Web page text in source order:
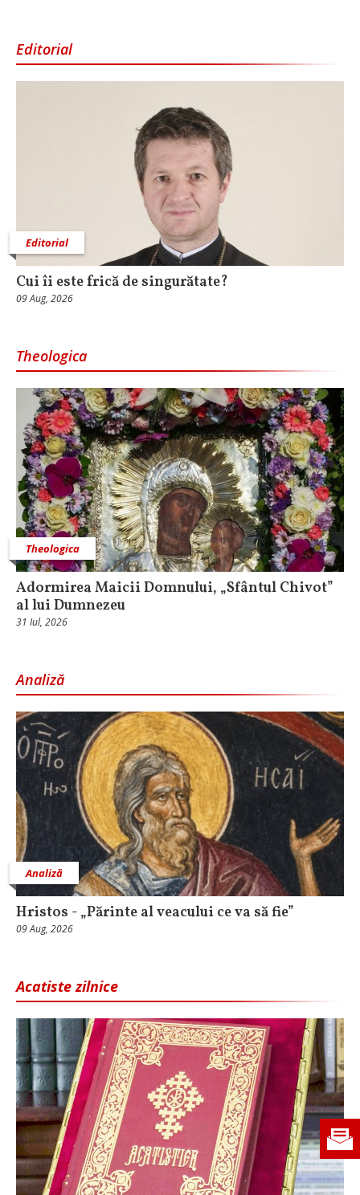
Editorial
Editorial
Cui îi este frică de singurătate?
09 Aug, 2026
Theologica
Theologica
Adormirea Maicii Domnului, „Sfântul Chivot”
al lui Dumnezeu
31 Iul, 2026
Analiză
Analiză
Hristos - „Părinte al veacului ce va să fie”
09 Aug, 2026
Acatiste zilnice